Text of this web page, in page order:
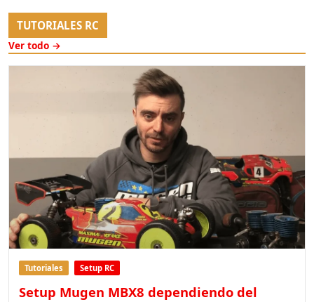
TUTORIALES RC
Ver todo →
Tutoriales Setup RC
Setup Mugen MBX8 dependiendo del